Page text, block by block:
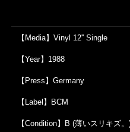
【Media】Vinyl 12'' Single
【Year】1988
【Press】Germany
【Label】BCM
【Condition】B (薄いスリキズ。